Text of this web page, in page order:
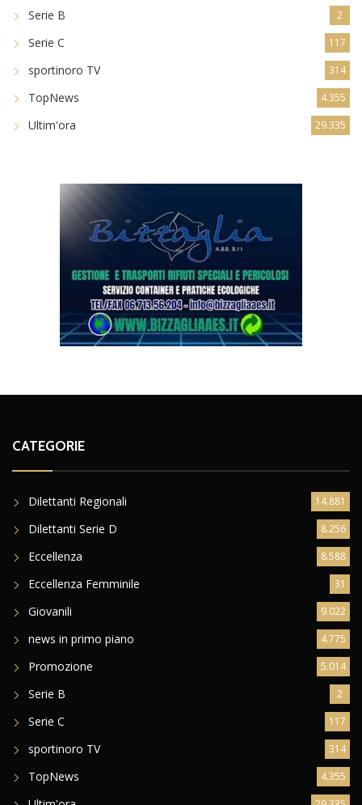
Serie B 2
Serie C 117
sportinoro TV 314
TopNews 4.355
Ultim'ora 29.335
CATEGORIE
Dilettanti Regionali 14.881
Dilettanti Serie D 8.256
Eccellenza 8.588
Eccellenza Femminile 31
Giovanili 9.022
news in primo piano 4.775
Promozione 5.014
Serie B 2
Serie C 117
sportinoro TV 314
TopNews 4.355